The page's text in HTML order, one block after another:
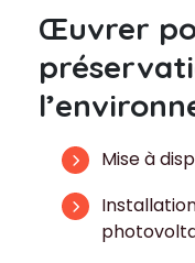
Œuvrer
Mise à